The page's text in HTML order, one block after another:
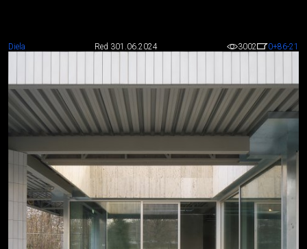
Diela Red 301.06.2024 3002 0+86-21